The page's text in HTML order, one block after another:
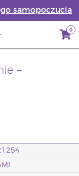
samopoczucia
0
–